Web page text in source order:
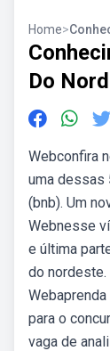
Home>
Do
Webconfira
uma dessas
(bnb). Um
Webnesse
e última
do
para o
vaga de